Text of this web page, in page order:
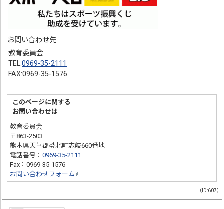
お問い合わせ先
教育委員会
TEL:0969-35-2111
FAX:0969-35-1576
このページに関する
お問い合わせは
教育委員会
〒863-2503
熊本県天草郡苓北町志岐660番地
電話番号：0969-35-2111
Fax：0969-35-1576
お問い合わせフォーム
（ID:607）